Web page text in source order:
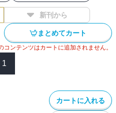
新刊から
まとめてカート
ンテンツはカートに追加されません。
1
カートに入れる